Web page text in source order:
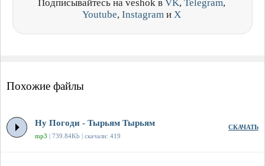
Подписывайтесь на veshok в VK, Telegram,
Youtube, Instagram и X
Похожие файлы
Ну Погоди - Тырьям Тырьям
mp3 | 739.84Kb | скачали: 419
СКАЧАТЬ